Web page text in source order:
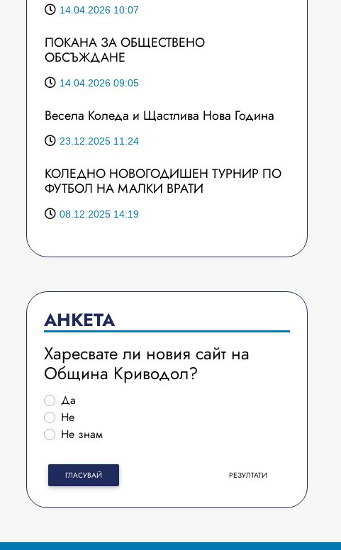
14.04.2026 10:07
ПОКАНА ЗА ОБЩЕСТВЕНО
ОБСЪЖДАНЕ
14.04.2026 09:05
Весела Коледа и Щастлива Нова Година
23.12.2025 11:24
КОЛЕДНО НОВОГОДИШЕН ТУРНИР ПО
ФУТБОЛ НА МАЛКИ ВРАТИ
08.12.2025 14:19
АНКЕТА
Харесвате ли новия сайт на
Община Криводол?
Да
Не
Не знам
ГЛАСУВАЙ РЕЗУЛТАТИ